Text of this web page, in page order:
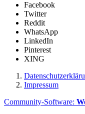
Facebook
Twitter
Reddit
WhatsApp
LinkedIn
Pinterest
XING
Impressum
Community-Software: